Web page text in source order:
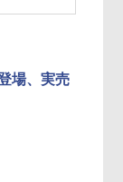
場、実売